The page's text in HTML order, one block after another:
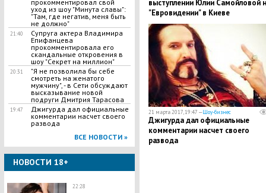
прокомментировал свой
уход из шоу "Минута славы":
"Там, где негатив, меня быть
не должно"
21:40
Супруга актера Владимира
Епифанцева
прокомментировала его
скандальные откровения в
шоу "Секрет на миллион"
20:31
"Я не позволила бы себе
смотреть на женатого
мужчину", - в Сети обсуждают
высказывание новой
подруги Дмитрия Тарасова
19:47
Джигурда дал официальные
комментарии насчет своего
развода
ВСЕ НОВОСТИ »
НОВОСТИ 18+
22:28
выступлении Юлии Самойловой
"Евровидении" в Киеве
21 марта 2017, 19:47 —Шоу-бизнес
Джигурда дал официальные
комментарии насчет своего
развода